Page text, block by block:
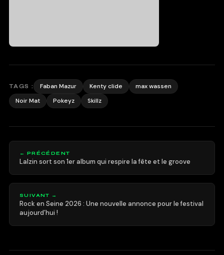
TAGS : Faban Mazur Kenty clide
max wassen
Noir Mat
Pokeyz Skillz
← PRÉCÉDENT
Lalzin sort son 1er album qui respire la fête et le groove
SUIVANT →
Rock en Seine 2026 : Une nouvelle annonce pour le festival
aujourd’hui !